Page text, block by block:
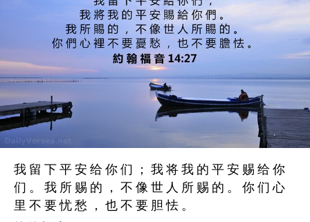
我 留 下 平 安 给 你 们 ； 我 将 我 的 平 安 赐 给 你
们 。 我 所 赐 的 ， 不 像 世 人 所 赐 的 。 你 们 心
里 不 要 忧 愁 ， 也 不 要 胆 怯 。